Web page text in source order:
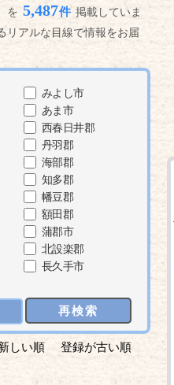
を 5,487件 掲載していま
リアルな目線で情報をお届
みよし市
あま市
西春日井郡
丹羽郡
海部郡
知多郡
幡豆郡
額田郡
蒲郡市
北設楽郡
長久手市
再検索
しい順 登録が古い順